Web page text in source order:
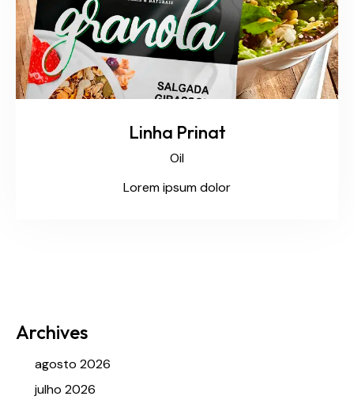
Linha Prinat
Oil
Lorem ipsum dolor
Archives
agosto 2026
julho 2026